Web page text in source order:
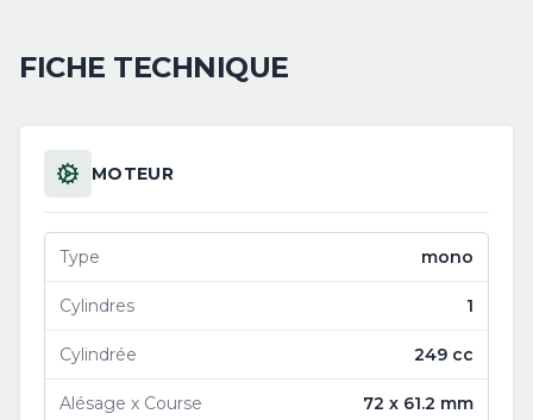
FICHE TECHNIQUE
MOTEUR
Type mono
Cylindres 1
Cylindrée 249 cc
Alésage x Course 72 x 61.2 mm